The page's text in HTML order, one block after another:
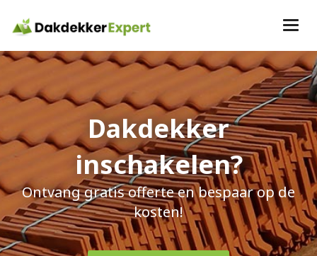
Dakdekker
inschakelen?
Ontvang gratis offerte en bespaar op de
kosten!